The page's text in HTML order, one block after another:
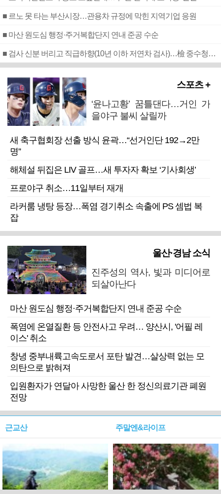
■ 르노 못 타는 부산시장…관용차 규정에 막힌 지역기업 응원
■ 마산 원도심 행정·주거복합단지 연내 준공 수순
■ 검사 신분 버리고 직급하향(10년 이하 저연차 검사)…檢 중수청행 기피
스포츠 +
‘윤나고황’ 꿈틀댄다…거인 가
을야구 불씨 살릴까
새 축구협회장 선출 방식 윤곽…“선거인단 192→2만
명”
해체설 뒤집은 LIV 골프…새 투자자 확보 ‘기사회생’
프로야구 취소…11일부터 재개
라커룸 냉탕 등장…폭염 경기취소 속출에 PS 셈법 복
잡
울산·경남 소식
진주성의 역사, 빛과 미디어로
되살아난다
마산 원도심 행정·주거복합단지 연내 준공 수순
폭염에 온열질환 등 안전사고 우려… 양산시, '어필 레
이스' 취소
창녕 중부내륙고속도로서 포탄 발견…살상력 없는 모
의탄으로 밝혀져
입원환자가 연달아 사망한 울산 한 정신의료기관 폐원
전망
근교산 주말엔&라이프